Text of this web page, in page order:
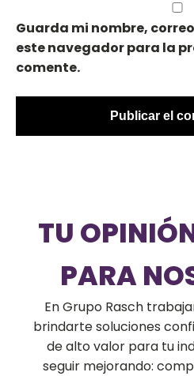
Guarda mi nombre,
este navegador para la
comente.
TU
PARA
En Grupo Rasch
brindarte soluciones
de alto valor para tu
seguir mejorando: